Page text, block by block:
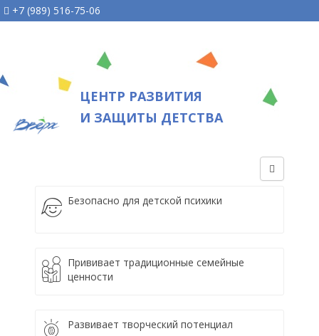
+7 (989) 516-75-06
ЦЕНТР РАЗВИТИЯ
И ЗАЩИТЫ ДЕТСТВА
Безопасно для детской психики
Прививает традиционные семейные
ценности
Развивает творческий потенциал